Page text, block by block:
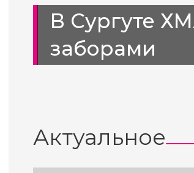
В Сургуте
заборами
Актуальное